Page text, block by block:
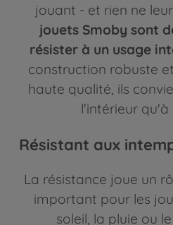
jouant - et rien ne
jouets Smoby sont
résister à un usage
construction robuste
haute qualité, ils
l'intérieur qu'à
Résistant aux
La résistance joue un
important pour les
soleil, la pluie ou